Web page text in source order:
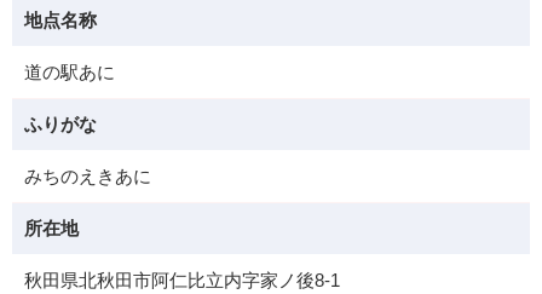
地点名称
道の駅あに
ふりがな
みちのえきあに
所在地
秋田県北秋田市阿仁比立内字家ノ後8-1